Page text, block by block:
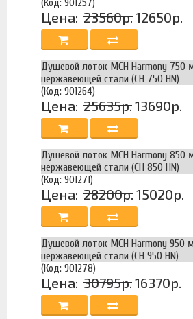
(Код: 901257)
Цена: 23560р.12650р.
Душевой лоток MCH Harmony 750
нержавеющей стали (CH 750 HN)
(Код: 901264)
Цена: 25635р.13690р.
Душевой лоток MCH Harmony 850
нержавеющей стали (CH 850 HN)
(Код: 901271)
Цена: 28200р.15020р.
Душевой лоток MCH Harmony 950
нержавеющей стали (CH 950 HN)
(Код: 901278)
Цена: 30795р.16370р.